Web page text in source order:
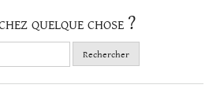
quelque chose ?